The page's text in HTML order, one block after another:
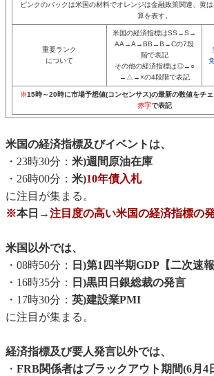
ピンクのバックは米国の材料でオレンジは金融政策関連、黄
算を表す。
重要ランク
について
米国の経済指標はSS→S→
AA→A→BB→B→Cの7段
階で表記
その他の経済指標は◎→○
→△→×の4段階で表記
※15時～20時に市場予想値(コンセンサス)の最新の数値をチ
赤字で表記
米国の経済指標及びイベントは、
・23時30分： 米)週間原油在庫
・26時00分： 米)10年債入札
に注目が集まる。
※本日→注目度の高い米国の経済指標の
米国以外では、
・08時50分：
日)第1四半期GDP【二次速報
・16時35分：
日)黒田日銀総裁の発言
・17時30分： 英)建設業PMI
に注目が集まる。
経済指標及び要人発言以外では、
・ FRB関係者はブラックアウト期間(6月4